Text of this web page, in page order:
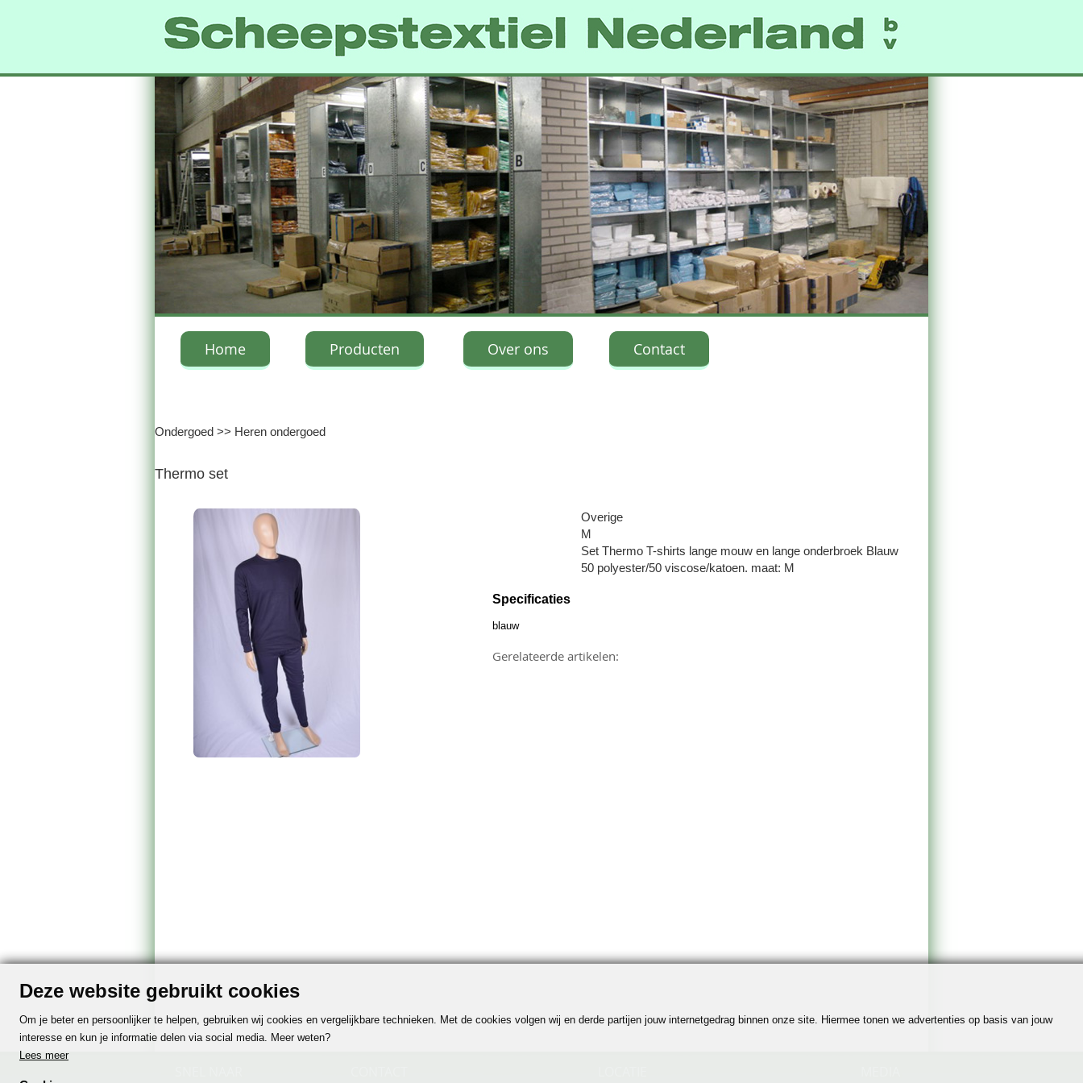
Home Producten Over ons Contact
Ondergoed >> Heren ondergoed
Thermo set
Overige
M
Set Thermo T-shirts lange mouw en lange onderbroek Blauw
50 polyester/50 viscose/katoen. maat: M
Specificaties
blauw
Gerelateerde artikelen:
Deze website gebruikt cookies
Om je beter en persoonlijker te helpen, gebruiken wij cookies en vergelijkbare technieken. Met de cookies volgen wij en derde partijen jouw internetgedrag binnen onze site. Hiermee tonen we advertenties op basis van jouw
interesse en kun je informatie delen via social media. Meer weten?
Lees meer